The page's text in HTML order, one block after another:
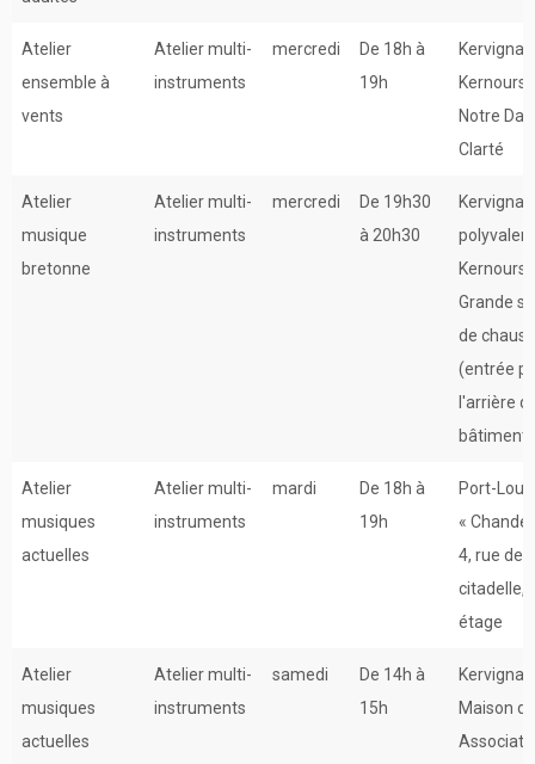
Atelier
ensemble à
vents
Atelier multi-
instruments
mercredi
De 18h à
19h
Kernours
Notre
Clarté
Atelier
musique
bretonne
Atelier multi-
instruments
mercredi
De 19h30
à 20h30
Kernours
Grande
de
(entrée
l'arrière
bâtiment)
Atelier
musiques
actuelles
Atelier multi-
instruments
mardi
De 18h à
19h
Port-
«
4, rue de
citadelle,
étage
Atelier
musiques
actuelles
Atelier multi-
instruments
samedi
De 14h à
15h
Maison